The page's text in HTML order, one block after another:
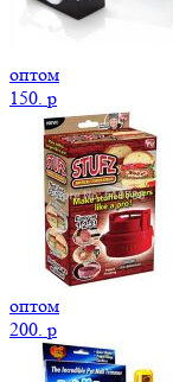
оптом
150. p
оптом
200. p